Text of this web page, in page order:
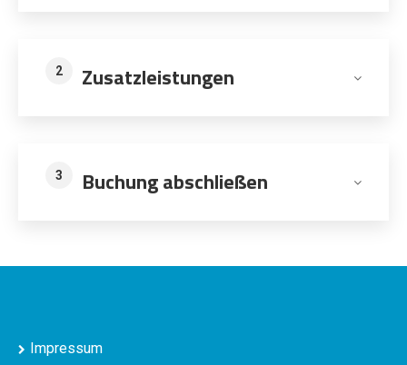
2 Zusatzleistungen
3 Buchung abschließen
Impressum